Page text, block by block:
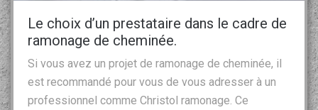
Le choix d’un prestataire dans le cadre de
ramonage de cheminée.
Si vous avez un projet de ramonage de cheminée, il
est recommandé pour vous de vous adresser à un
professionnel comme Christol ramonage. Ce